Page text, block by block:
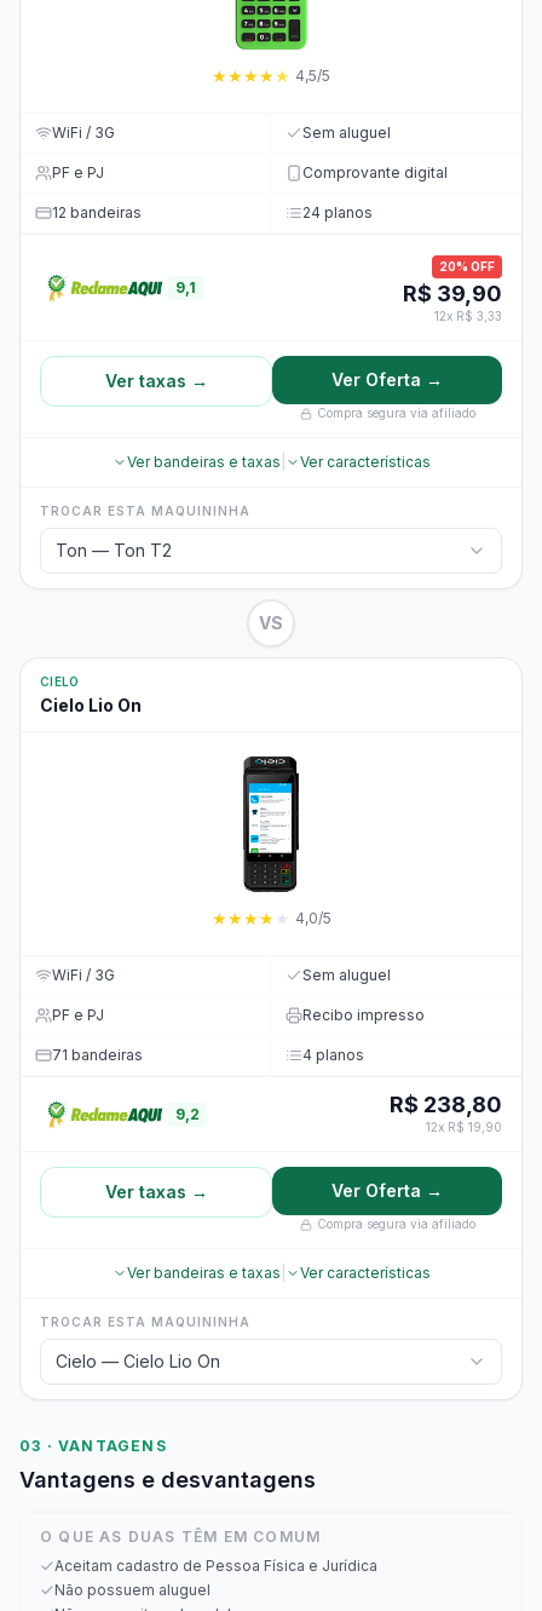
★★★★★ 4,5/5
WiFi / 3G Sem aluguel
PF e PJ Comprovante digital
12 bandeiras 24 planos
9,1
20% OFF
R$ 39,90
12x R$ 3,33
Ver taxas → Ver Oferta →
Compra segura via afiliado
Ver bandeiras e taxas Ver características
TROCAR ESTA MAQUININHA
Ton — Ton T2
VS
CIELO
Cielo Lio On
★★★★ ★ 4,0/5
WiFi / 3G Sem aluguel
PF e PJ Recibo impresso
71 bandeiras 4 planos
9,2 R$ 238,80
12x R$ 19,90
Ver taxas → Ver Oferta →
Compra segura via afiliado
Ver bandeiras e taxas Ver características
TROCAR ESTA MAQUININHA
Cielo — Cielo Lio On
03 · VANTAGENS
Vantagens e desvantagens
O QUE AS DUAS TÊM EM COMUM
Aceitam cadastro de Pessoa Física e Jurídica
Não possuem aluguel